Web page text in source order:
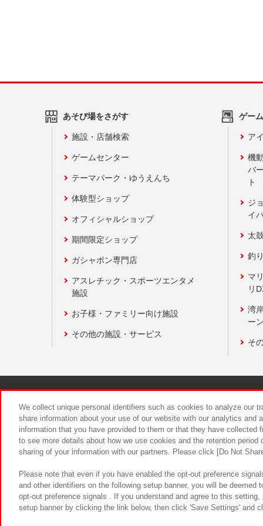
あそび場をさがす
施設・店舗検索
ゲームセンター
テーマパーク・ゆうえんち
体験型ショップ
オフィシャルショップ
期間限定ショップ
ガシャポン専門店
アスレチック・スポーツエンタメ
施設
お子様・ファミリー向け施設
その他の施設・サービス
ゲー
ア
機
バ
ト
ジ
イ
太
釣
マ
リ
湾
ー
そ
食品のご
We collect unique personal identifiers such as cookies to analyze our
share information about your use of our website with our analytics and
information that you have provided to them or that they have
to see more details about how we use cookies and the retention
sharing of your information with our partners. Please click [Do Not
Please note that even if you have enabled the opt-out preference
and other identifiers on the following setup banner, you will be
opt-out preference signals . If you understand and agree to this
setup banner by clicking the link below, then click 'Save Settings' and